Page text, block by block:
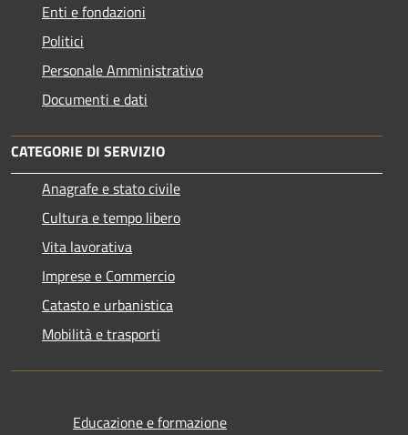
Enti e fondazioni
Politici
Personale Amministrativo
Documenti e dati
CATEGORIE DI SERVIZIO
Anagrafe e stato civile
Cultura e tempo libero
Vita lavorativa
Imprese e Commercio
Catasto e urbanistica
Mobilità e trasporti
Educazione e formazione